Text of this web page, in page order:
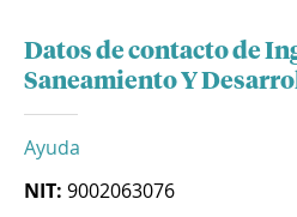
Datos de contacto de
Saneamiento Y
Ayuda
NIT: 9002063076